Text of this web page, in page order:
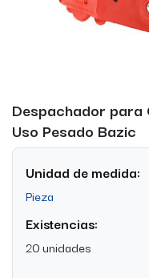
Despachador para
Uso Pesado Bazic
Unidad de medida:
Pieza
Existencias:
20 unidades